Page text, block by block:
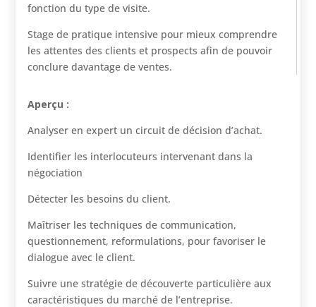
fonction du type de visite.
Stage de pratique intensive pour mieux comprendre
les attentes des clients et prospects afin de pouvoir
conclure davantage de ventes.
Aperçu :
Analyser en expert un circuit de décision d’achat.
Identifier les interlocuteurs intervenant dans la
négociation
Détecter les besoins du client.
Maîtriser les techniques de communication,
questionnement, reformulations, pour favoriser le
dialogue avec le client.
Suivre une stratégie de découverte particulière aux
caractéristiques du marché de l’entreprise.